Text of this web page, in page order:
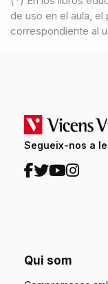
de uso en el aula,
correspondiente al
Segueix-nos a
Qui som